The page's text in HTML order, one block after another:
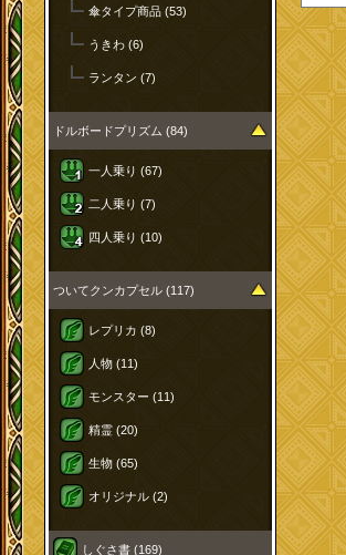
傘タイプ商品 (53)
うきわ (6)
ランタン (7)
ドルボードプリズム (84)
一人乗り (67)
二人乗り (7)
四人乗り (10)
ついてクンカプセル (117)
レプリカ (8)
人物 (11)
モンスター (11)
精霊 (20)
生物 (65)
オリジナル (2)
しぐさ書 (169)